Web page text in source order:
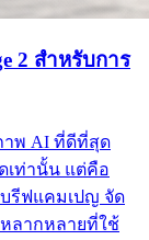
2 สำหรับการ
าพ AI ที่ดีที่สุด
เท่านั้น แต่คือ
รีฟแคมเปญ จัด
ลากหลายที่ใช้